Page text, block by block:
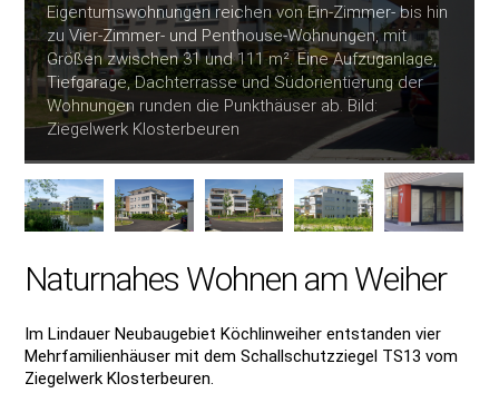
Eigentumswohnungen reichen von Ein-Zimmer- bis hin
zu Vier-Zimmer- und Penthouse-Wohnungen, mit
Größen zwischen 31 und 111 m². Eine Aufzuganlage,
Tiefgarage, Dachterrasse und Südorientierung der
Wohnungen runden die Punkthäuser ab. Bild:
Ziegelwerk Klosterbeuren
Naturnahes Wohnen am Weiher
Im Lindauer Neubaugebiet Köchlinweiher entstanden vier
Mehrfamilienhäuser mit dem Schallschutzziegel TS13 vom
Ziegelwerk Klosterbeuren.